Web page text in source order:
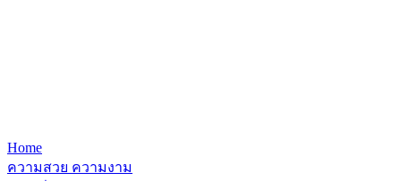
Home
ความสวย ความงาม